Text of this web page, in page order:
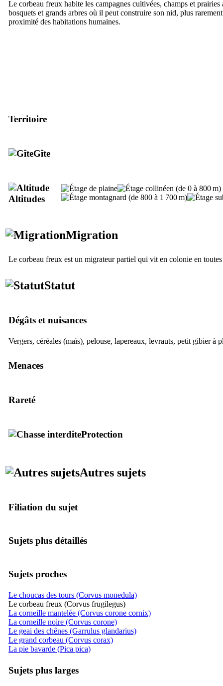
Le corbeau freux habite les campagnes cultivées, champs et prairies
bosquets et grands arbres où il peut construire son nid, plus
proximité des habitations humaines.
Territoire
Gîte
Altitudes
Migration
Le corbeau freux est un migrateur partiel qui vit en colonie en toutes
Statut
Dégâts et nuisances
Vergers, céréales (maïs), pelouse, lapereaux, levrauts, petit gibier à
Menaces
Rareté
Protection
Autres sujets
Filiation du sujet
Sujets plus détaillés
Sujets proches
Le choucas des tours (Corvus monedula)
Le corbeau freux (Corvus frugilegus)
La corneille mantelée (Corvus corone cornix)
La corneille noire (Corvus corone)
Le geai des chênes (Garrulus glandarius)
Le grand corbeau (Corvus corax)
La pie bavarde (Pica pica)
Sujets plus larges